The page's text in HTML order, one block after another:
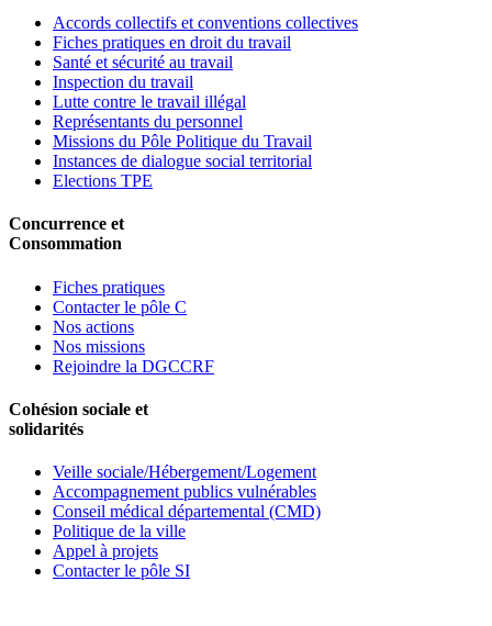
Accords collectifs et conventions collectives
Fiches pratiques en droit du travail
Santé et sécurité au travail
Inspection du travail
Lutte contre le travail illégal
Représentants du personnel
Missions du Pôle Politique du Travail
Instances de dialogue social territorial
Elections TPE
Concurrence et
Consommation
Fiches pratiques
Contacter le pôle C
Nos actions
Nos missions
Rejoindre la DGCCRF
Cohésion sociale et
solidarités
Veille sociale/Hébergement/Logement
Accompagnement publics vulnérables
Conseil médical départemental (CMD)
Politique de la ville
Appel à projets
Contacter le pôle SI